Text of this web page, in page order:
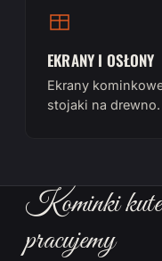
EKRANY I OSŁONY
Ekrany
stojaki na drewno.
Kominki
pracujemy